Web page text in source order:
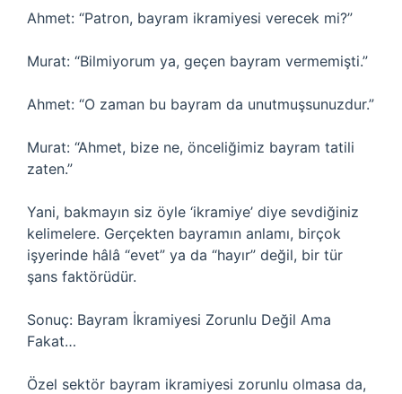
Ahmet: “Patron, bayram ikramiyesi verecek mi?”
Murat: “Bilmiyorum ya, geçen bayram vermemişti.”
Ahmet: “O zaman bu bayram da unutmuşsunuzdur.”
Murat: “Ahmet, bize ne, önceliğimiz bayram tatili
zaten.”
Yani, bakmayın siz öyle ‘ikramiye’ diye sevdiğiniz
kelimelere. Gerçekten bayramın anlamı, birçok
işyerinde hâlâ “evet” ya da “hayır” değil, bir tür
şans faktörüdür.
Sonuç: Bayram İkramiyesi Zorunlu Değil Ama
Fakat…
Özel sektör bayram ikramiyesi zorunlu olmasa da,